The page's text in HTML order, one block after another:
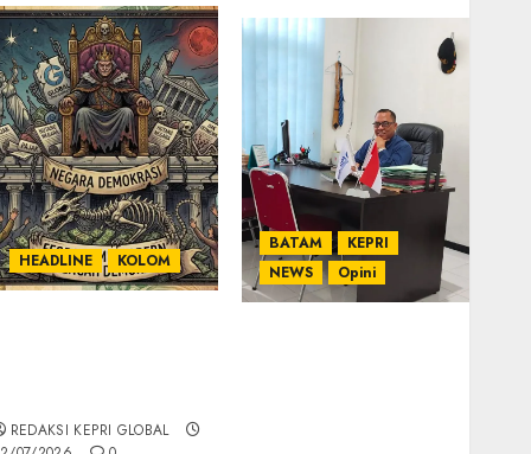
HEADLINE KOLOM
REDAKSI KEPRI GLOBAL
BATAM
KEPRI
NEWS
Opini